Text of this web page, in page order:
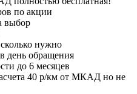
по акции
выбор
нужно
день обращения
до 6 месяцев
40 р/км от МКАД но не